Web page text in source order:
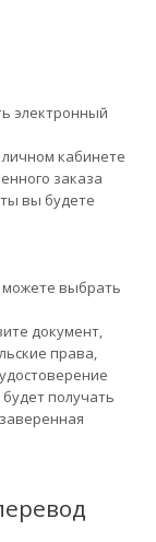
электронный
кабинете
заказа
вы будете
можете выбрать
документ,
права,
получать